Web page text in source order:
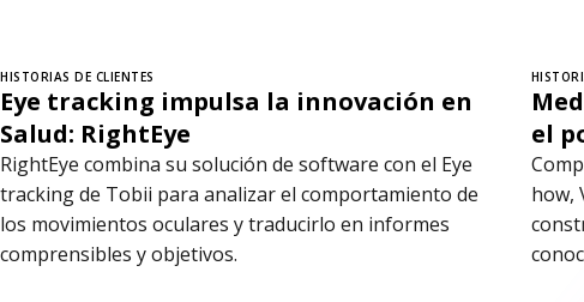
HISTORIAS DE CLIENTES
Eye tracking impulsa la innovación en
Salud: RightEye
RightEye combina su solución de software con el Eye
tracking de Tobii para analizar el comportamiento de
los movimientos oculares y traducirlo en informes
comprensibles y objetivos.
el
how,